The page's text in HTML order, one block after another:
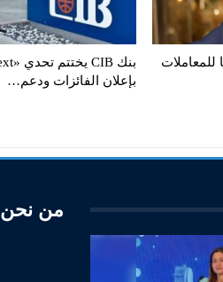
للمعاملات
بإعلان الفائزات ودعم…
من نحن